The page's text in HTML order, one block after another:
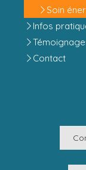
Soin
Infos
Contact